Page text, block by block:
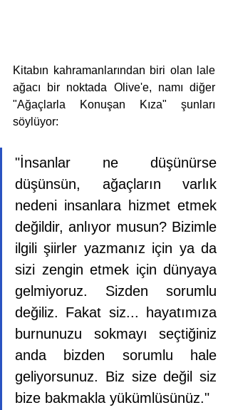
Kitabın kahramanlarından biri olan lale
ağacı bir noktada Olive'e, namı diğer
"Ağaçlarla Konuşan Kıza" şunları
söylüyor:
"İnsanlar ne düşünürse
düşünsün, ağaçların varlık
nedeni insanlara hizmet etmek
değildir, anlıyor musun? Bizimle
ilgili şiirler yazmanız için ya da
sizi zengin etmek için dünyaya
gelmiyoruz. Sizden sorumlu
değiliz. Fakat siz... hayatımıza
burnunuzu sokmayı seçtiğiniz
anda bizden sorumlu hale
geliyorsunuz. Biz size değil siz
bize bakmakla yükümlüsünüz."